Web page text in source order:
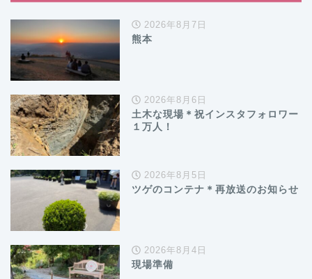
2026年8月7日
熊本
2026年8月6日
土木な現場＊祝インスタフォロワー
１万人！
2026年8月5日
ツゲのコンテナ＊再放送のお知らせ
2026年8月4日
現場準備